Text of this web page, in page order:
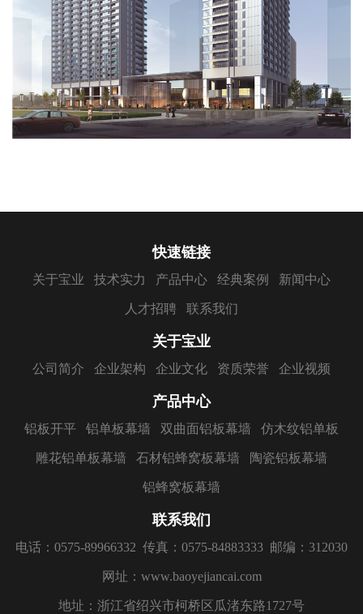
快速链接
关于宝业 技术实力 产品中心 经典案例 新闻中心
人才招聘 联系我们
关于宝业
公司简介 企业架构 企业文化 资质荣誉 企业视频
产品中心
铝板开平 铝单板幕墙 双曲面铝板幕墙 仿木纹铝单板
雕花铝单板幕墙 石材铝蜂窝板幕墙 陶瓷铝板幕墙
铝蜂窝板幕墙
联系我们
电话：0575-89966332 传真：0575-84883333 邮编：312030
网址：www.baoyejiancai.com
地址：浙江省绍兴市柯桥区瓜渚东路1727号